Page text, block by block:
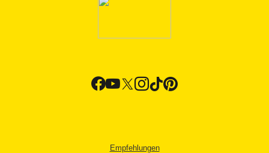
Empfehlungen